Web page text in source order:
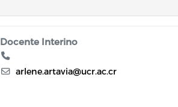
Docente Interino
arlene.artavia@ucr.ac.cr